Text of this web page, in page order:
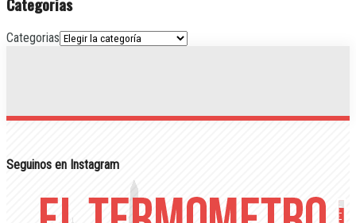
Categorias
Categorias
Seguinos en Instagram